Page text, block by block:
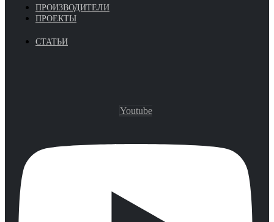
ПРОИЗВОДИТЕЛИ
ПРОЕКТЫ
СТАТЬИ
Youtube